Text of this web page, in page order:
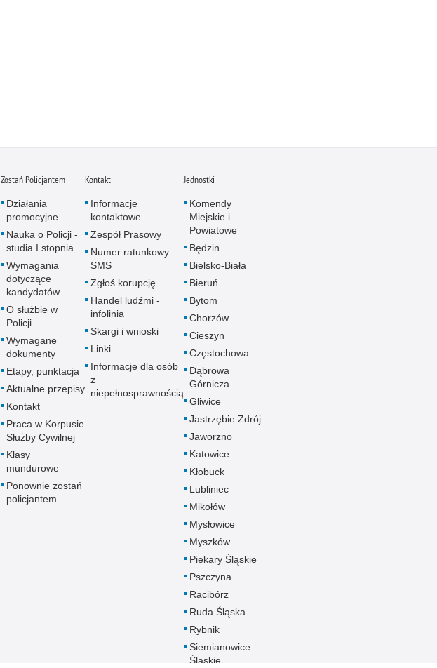
Zostań Policjantem
Działania
promocyjne
Nauka o Policji -
studia I stopnia
Wymagania
dotyczące
kandydatów
O służbie w
Policji
Wymagane
dokumenty
Etapy, punktacja
Aktualne przepisy
Kontakt
Praca w Korpusie
Służby Cywilnej
Klasy
mundurowe
Ponownie zostań
policjantem
Kontakt
Informacje
kontaktowe
Zespół Prasowy
Numer ratunkowy
SMS
Zgłoś korupcję
Handel ludźmi -
infolinia
Skargi i wnioski
Linki
Informacje dla osób
z
niepełnosprawnością
Jednostki
Komendy
Miejskie i
Powiatowe
Będzin
Bielsko-Biała
Bieruń
Bytom
Chorzów
Cieszyn
Częstochowa
Dąbrowa
Górnicza
Gliwice
Jastrzębie Zdrój
Jaworzno
Katowice
Kłobuck
Lubliniec
Mikołów
Mysłowice
Myszków
Piekary Śląskie
Pszczyna
Racibórz
Ruda Śląska
Rybnik
Siemianowice
Śląskie